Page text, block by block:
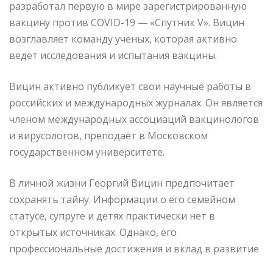
разработал первую в мире зарегистрированную
вакцину против COVID-19 — «Спутник V». Вицин
возглавляет команду ученых, которая активно
ведет исследования и испытания вакцины.
Вицин активно публикует свои научные работы в
российских и международных журналах. Он является
членом международных ассоциаций вакцинологов
и вирусологов, преподаёт в Московском
государственном университете.
В личной жизни Георгий Вицин предпочитает
сохранять тайну. Информации о его семейном
статусе, супруге и детях практически нет в
открытых источниках. Однако, его
профессиональные достижения и вклад в развитие